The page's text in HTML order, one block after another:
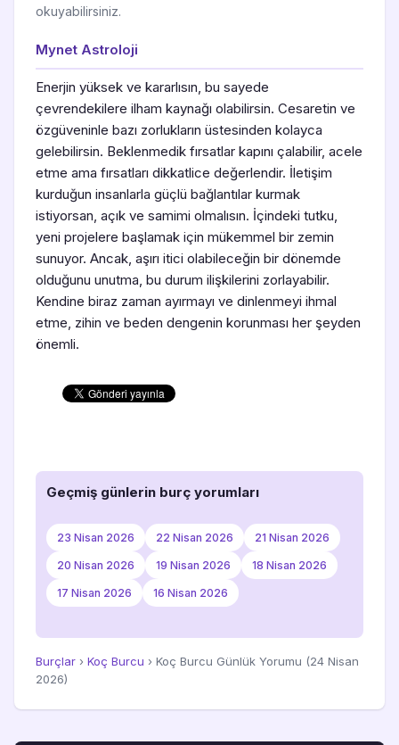
okuyabilirsiniz.
Mynet Astroloji
Enerjin yüksek ve kararlısın, bu sayede
çevrendekilere ilham kaynağı olabilirsin. Cesaretin ve
özgüveninle bazı zorlukların üstesinden kolayca
gelebilirsin. Beklenmedik fırsatlar kapını çalabilir, acele
etme ama fırsatları dikkatlice değerlendir. İletişim
kurduğun insanlarla güçlü bağlantılar kurmak
istiyorsan, açık ve samimi olmalısın. İçindeki tutku,
yeni projelere başlamak için mükemmel bir zemin
sunuyor. Ancak, aşırı itici olabileceğin bir dönemde
olduğunu unutma, bu durum ilişkilerini zorlayabilir.
Kendine biraz zaman ayırmayı ve dinlenmeyi ihmal
etme, zihin ve beden dengenin korunması her şeyden
önemli.
Geçmiş günlerin burç yorumları
23 Nisan 2026 22 Nisan 2026 21 Nisan 2026
20 Nisan 2026 19 Nisan 2026 18 Nisan 2026
17 Nisan 2026 16 Nisan 2026
Burçlar › Koç Burcu › Koç Burcu Günlük Yorumu (24 Nisan
2026)